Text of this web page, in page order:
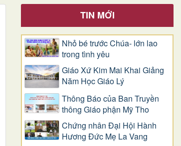
TIN MỚI
Nhỏ bé trước Chúa- lớn lao
trong tình yêu
Giáo Xứ Kim Mai Khai Giảng
Năm Học Giáo Lý
Thông Báo của Ban Truyền
thông Giáo phận Mỹ Tho
Chứng nhân Đại Hội Hành
Hương Đức Mẹ La Vang